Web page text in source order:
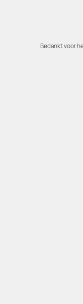
Bedankt voor